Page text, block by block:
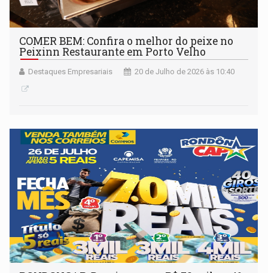
COMER BEM: Confira o melhor do peixe no
Peixinn Restaurante em Porto Velho
Destaques Empresariais 20 de Julho de 2026 às 10:40